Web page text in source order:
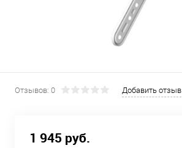
Отзывов: 0 Добавить отзыв
1 945 руб.